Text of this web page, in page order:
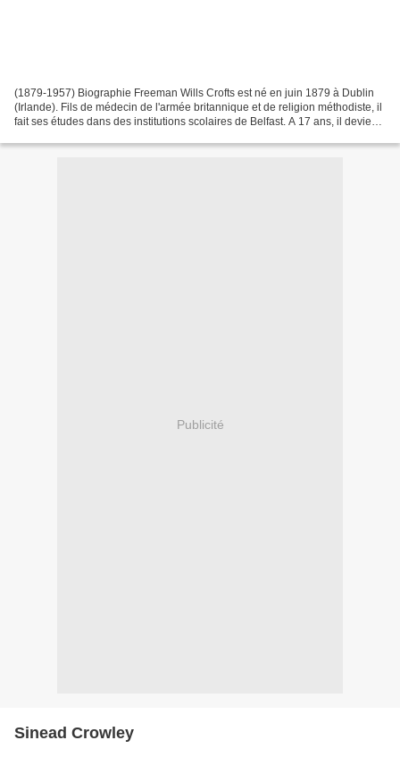
(1879-1957) Biographie Freeman Wills Crofts est né en juin 1879 à Dublin
(Irlande). Fils de médecin de l'armée britannique et de religion méthodiste, il
fait ses études dans des institutions scolaires de Belfast. A 17 ans, il devient
Publicité
Sinead Crowley